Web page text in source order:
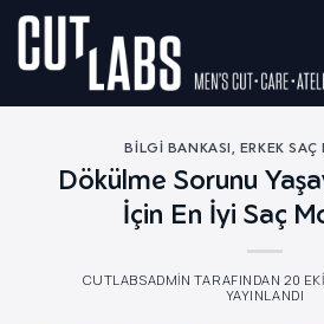
İçeriğe
BILGI BANKASI, ERKEK
Dökülme Sorunu
İçin En İyi Saç
CUTLABSADMIN TARAFINDAN 20
YAYINLANDI